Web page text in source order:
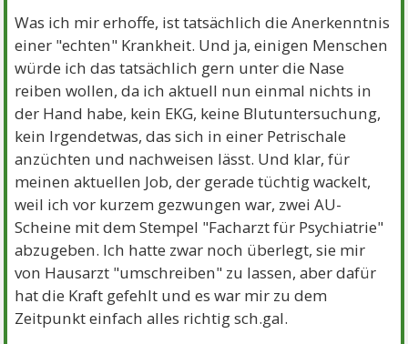
Was ich mir erhoffe, ist tatsächlich die Anerkenntnis
einer "echten" Krankheit. Und ja, einigen Menschen
würde ich das tatsächlich gern unter die Nase
reiben wollen, da ich aktuell nun einmal nichts in
der Hand habe, kein EKG, keine Blutuntersuchung,
kein Irgendetwas, das sich in einer Petrischale
anzüchten und nachweisen lässt. Und klar, für
meinen aktuellen Job, der gerade tüchtig wackelt,
weil ich vor kurzem gezwungen war, zwei AU-
Scheine mit dem Stempel "Facharzt für Psychiatrie"
abzugeben. Ich hatte zwar noch überlegt, sie mir
von Hausarzt "umschreiben" zu lassen, aber dafür
hat die Kraft gefehlt und es war mir zu dem
Zeitpunkt einfach alles richtig sch.gal.